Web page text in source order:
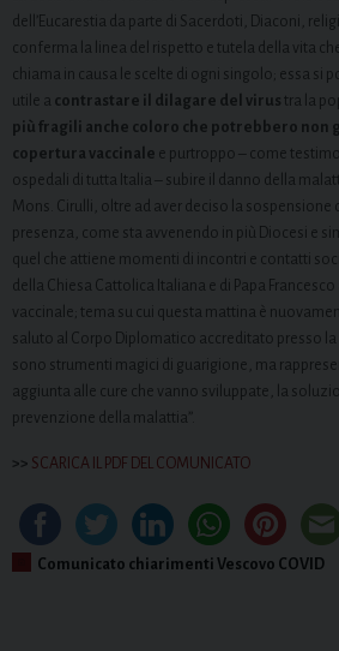
dell’Eucarestia da parte di Sacerdoti, Diaconi,
conferma la linea del rispetto e tutela della vita
chiama in causa le scelte di ogni singolo; essa si
utile a contrastare il dilagare del virus tra la
più fragili anche coloro che potrebbero non
copertura vaccinale e purtroppo – come
ospedali di tutta Italia – subire il danno della
Mons. Cirulli, oltre ad aver deciso la sospensione
presenza, come sta avvenendo in più Diocesi e
quel che attiene momenti di incontri e contatti
della Chiesa Cattolica Italiana e di Papa
vaccinale; tema su cui questa mattina è
saluto al Corpo Diplomatico accreditato presso la
sono strumenti magici di guarigione, ma
aggiunta alle cure che vanno sviluppate, la
prevenzione della malattia”.
>> SCARICA IL PDF DEL COMUNICATO
Comunicato chiarimenti Vescovo COVID